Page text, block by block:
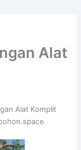
Alat
Alat Komplit